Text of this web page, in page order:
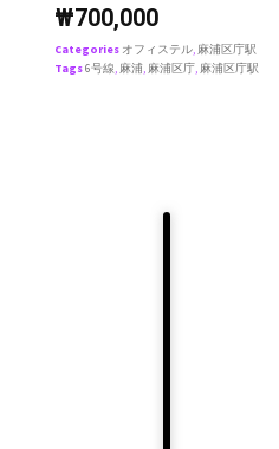
₩700,000
Categories オフィステル, 麻浦区庁駅
Tags6号線, 麻浦, 麻浦区庁, 麻浦区庁駅